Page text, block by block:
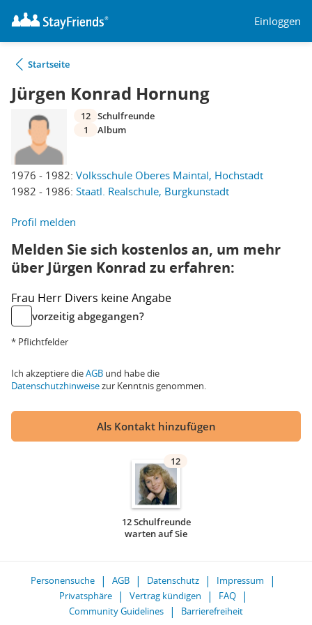
Einloggen
Startseite
Jürgen Konrad Hornung
1976 - 1982: Volksschule Oberes Maintal, Hochstadt
1982 - 1986: Staatl. Realschule, Burgkunstadt
12 Schulfreunde
1
Album
Profil melden
Melden Sie sich kostenlos an, um mehr
über Jürgen Konrad zu erfahren:
Frau Herr Divers keine Angabe
vorzeitig abgegangen?
* Pflichtfelder
Ich akzeptiere dieAGB und habe die
Datenschutzhinweisezur Kenntnis genommen.
Als Kontakt hinzufügen
12
12 Schulfreunde
warten auf Sie
Personensuche AGB Datenschutz
Impressum
Privatsphäre
Vertrag kündigen
FAQ
Community Guidelines
Barrierefreiheit